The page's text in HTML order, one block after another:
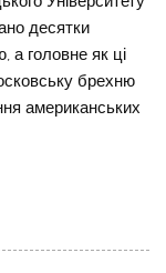
десятки
а головне як ці
брехню
американських